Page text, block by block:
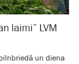
laimi” LVM
un diena